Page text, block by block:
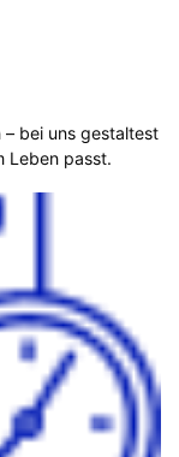
bei uns gestaltest
Leben passt.